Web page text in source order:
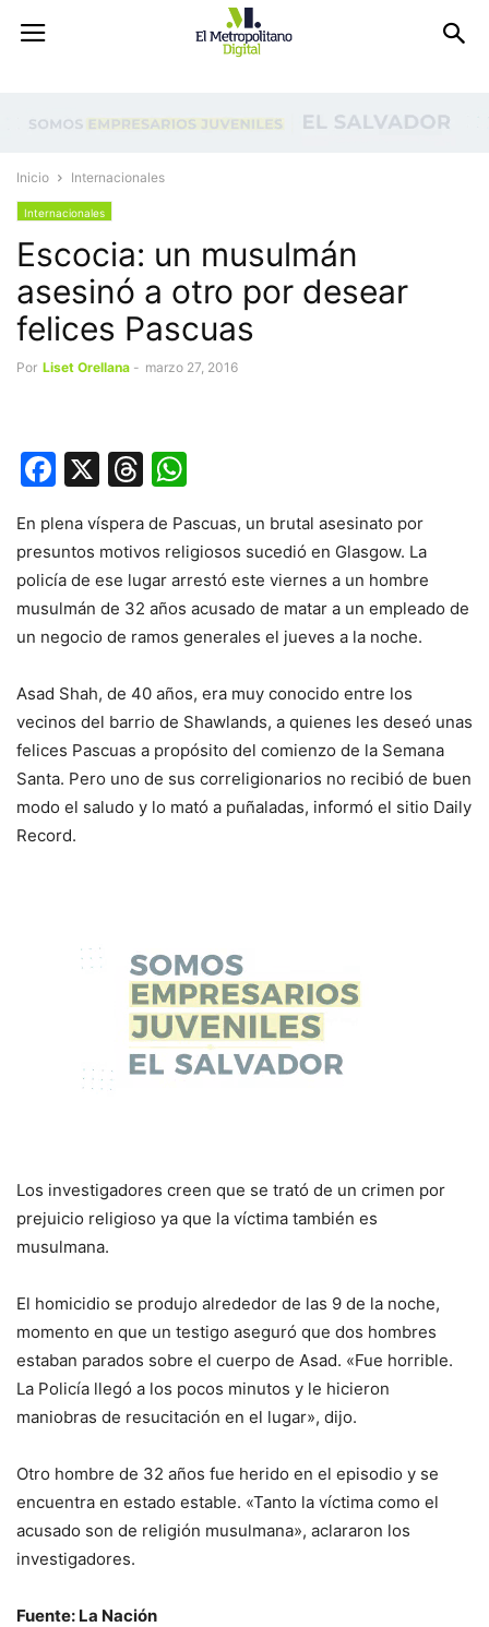
Inicio Internacionales
Internacionales
Escocia: un musulmán
asesinó a otro por desear
felices Pascuas
Por Liset Orellana - marzo 27, 2016
Facebook
X Threads
En plena víspera de Pascuas, un brutal asesinato por
presuntos motivos religiosos sucedió en Glasgow. La
policía de ese lugar arrestó este viernes a un hombre
musulmán de 32 años acusado de matar a un empleado de
un negocio de ramos generales el jueves a la noche.
Asad Shah, de 40 años, era muy conocido entre los
vecinos del barrio de Shawlands, a quienes les deseó unas
felices Pascuas a propósito del comienzo de la Semana
Santa. Pero uno de sus correligionarios no recibió de buen
modo el saludo y lo mató a puñaladas, informó el sitio Daily
Record.
Los investigadores creen que se trató de un crimen por
prejuicio religioso ya que la víctima también es
musulmana.
El homicidio se produjo alrededor de las 9 de la noche,
momento en que un testigo aseguró que dos hombres
estaban parados sobre el cuerpo de Asad. «Fue horrible.
La Policía llegó a los pocos minutos y le hicieron
maniobras de resucitación en el lugar», dijo.
Otro hombre de 32 años fue herido en el episodio y se
encuentra en estado estable. «Tanto la víctima como el
acusado son de religión musulmana», aclararon los
investigadores.
Fuente: La Nación